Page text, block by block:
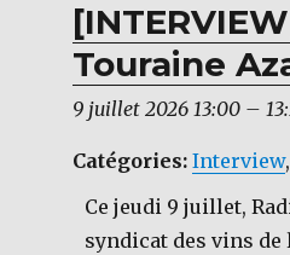
Touraine
9 juillet 2026 13:00–
Catégories: Interview,
Ce jeudi 9 juillet,
syndicat des vins de